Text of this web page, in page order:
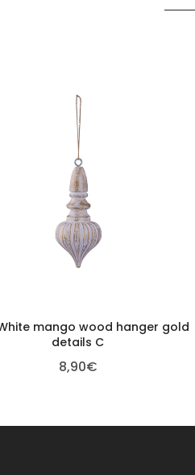
mango wood hanger gold
details C
8,90€